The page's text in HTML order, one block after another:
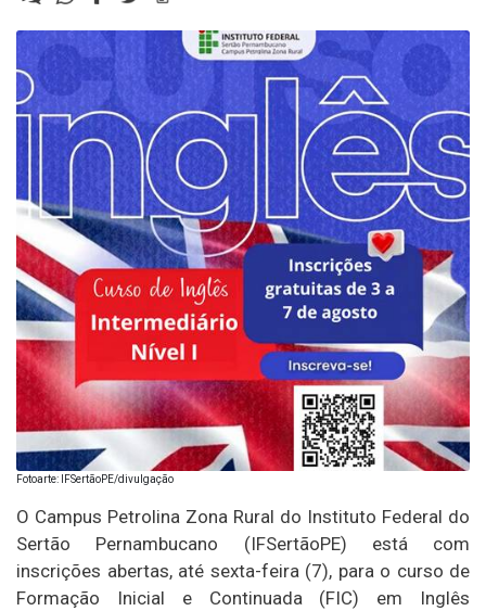
Fotoarte: IFSertãoPE/divulgação
O Campus Petrolina Zona Rural do Instituto Federal do
Sertão Pernambucano (IFSertãoPE) está com
inscrições abertas, até sexta-feira (7), para o curso de
Formação Inicial e Continuada (FIC) em Inglês